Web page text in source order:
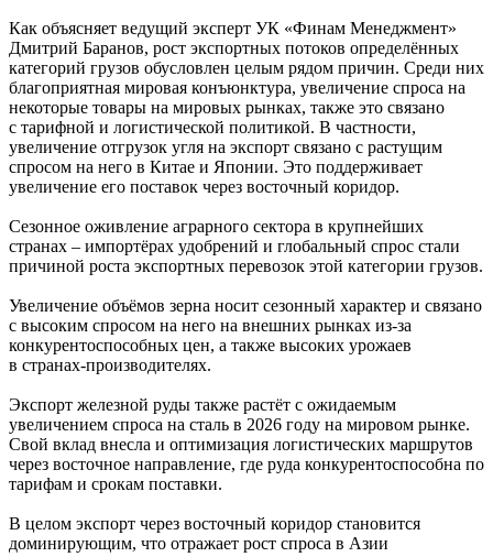
Как объясняет ведущий эксперт УК «Финам Менеджмент»
Дмитрий Баранов, рост экспортных потоков определённых
категорий грузов обусловлен целым рядом причин. Среди них
благоприятная мировая конъюнктура, увеличение спроса на
некоторые товары на мировых рынках, также это связано
с тарифной и логистической политикой. В частности,
увеличение отгрузок угля на экспорт связано с растущим
спросом на него в Китае и Японии. Это поддерживает
увеличение его поставок через восточный коридор.
Сезонное оживление аграрного сектора в крупнейших
странах – импортёрах удобрений и глобальный спрос стали
причиной роста экспортных перевозок этой категории грузов.
Увеличение объёмов зерна носит сезонный характер и связано
с высоким спросом на него на внешних рынках из-за
конкурентоспособных цен, а также высоких урожаев
в странах-производителях.
Экспорт железной руды также растёт с ожидаемым
увеличением спроса на сталь в 2026 году на мировом рынке.
Свой вклад внесла и оптимизация логистических маршрутов
через восточное направление, где руда конкурентоспособна по
тарифам и срокам поставки.
В целом экспорт через восточный коридор становится
доминирующим, что отражает рост спроса в Азии